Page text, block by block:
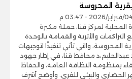
المحروسة
المحلية لمركز قنا، حملة مكبرة
التراكمات والأتربة والقمامة بالوحدة
المحروسة، والتي تأتي تنفيذًا لتوجيهات
عبدالحليم،د محافظ قنا، في إطار جهود
بمنظومة النظافة العامة، والحفاظ
الحضاري والبيئي للقرى. وأوضح أشرف